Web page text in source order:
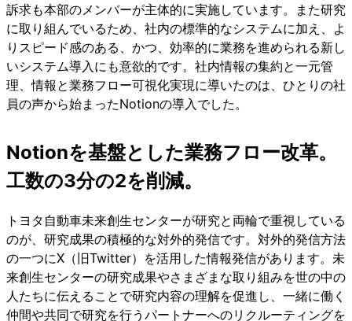
訴求も本部のメンバーが主体的に実施しています。また研究
に取り組んでいるため、社内の標準的なシステムに加え、よ
りスピード感のある、かつ、効率的に業務を進められる新し
いシステム導入にも意欲的です。社内情報の集約と一元管
理、情報と業務フロー可視化実現に導いたのは、ひとりの社
員の声から始まったNotionの導入でした。
Notionを基盤とした業務フロー改革。
工数の3分の2を削減。
トヨタ自動車未来創生センターが研究と両輪で重視している
のが、研究成果の積極的な対外的発信です。対外的発信方法
の一つにX（旧Twitter）を活用した情報発信があります。未
来創生センターの研究成果やさまざまな取り組みを世の中の
人たちに伝えることで研究内容の理解を促進し、一緒に働く
仲間や共同で研究を行うパートナーへのリクルーティングを